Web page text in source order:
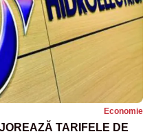
Economie
TARIFELE DE